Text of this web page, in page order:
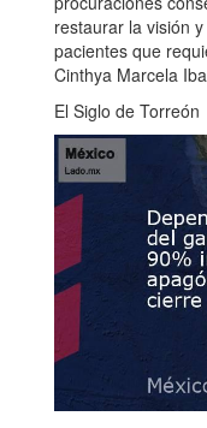
restaurar la visión
pacientes que
Cinthya Marcela
El Siglo de Torreón